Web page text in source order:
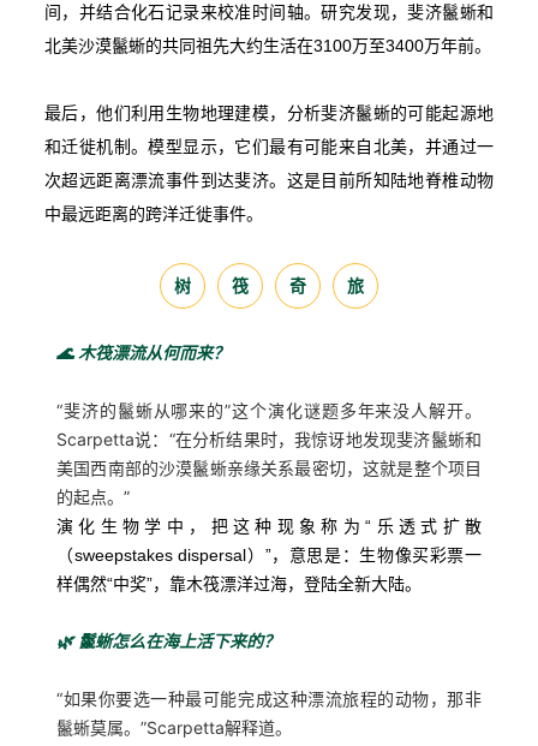
间，并结合化石记录来校准时间轴。研究发现，斐济鬣蜥和
北美沙漠鬣蜥的共同祖先大约生活在3100万至3400万年前。
最后，他们利用生物地理建模，分析斐济鬣蜥的可能起源地
和迁徙机制。模型显示，它们最有可能来自北美，并通过一
次超远距离漂流事件到达斐济。这是目前所知陆地脊椎动物
中最远距离的跨洋迁徙事件。
树 筏 奇 旅
🌊 木筏漂流从何而来？
“斐济的鬣蜥从哪来的”这个演化谜题多年来没人解开。
Scarpetta说：“在分析结果时，我惊讶地发现斐济鬣蜥和
美国西南部的沙漠鬣蜥亲缘关系最密切，这就是整个项目
的起点。”
演化生物学中，把这种现象称为“乐透式扩散
（sweepstakes dispersal）”，意思是：生物像买彩票一
样偶然“中奖”，靠木筏漂洋过海，登陆全新大陆。
🌿 鬣蜥怎么在海上活下来的？
“如果你要选一种最可能完成这种漂流旅程的动物，那非
鬣蜥莫属。”Scarpetta解释道。